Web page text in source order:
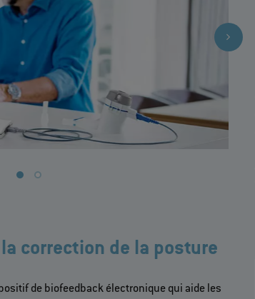
correction de la posture
de biofeedback électronique qui aide les